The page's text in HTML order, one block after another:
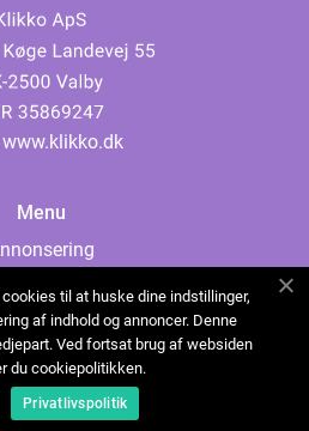
www.klikko.dk
Menu
Cookies
oss
Sitemap
til at huske dine indstillinger,
af indhold og annoncer. Denne
Ved fortsat brug af websiden
du cookiepolitikken.
Privatlivspolitik